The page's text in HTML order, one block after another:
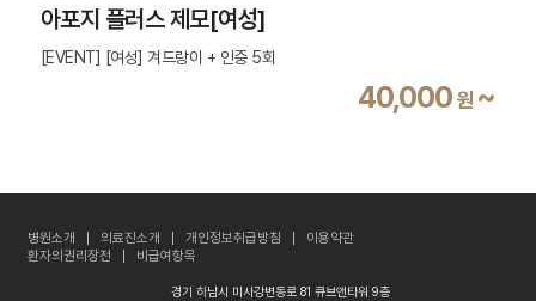
아포지 플러스 제모[여성]
[EVENT] [여성] 겨드랑이 + 인중 5회
40,000 원 ~
병원소개 의료진소개 개인정보취급방침
이용약관
환자의권리장전
비급여항목
경기 하남시 미사강변동로 81 큐브앤타워 9층